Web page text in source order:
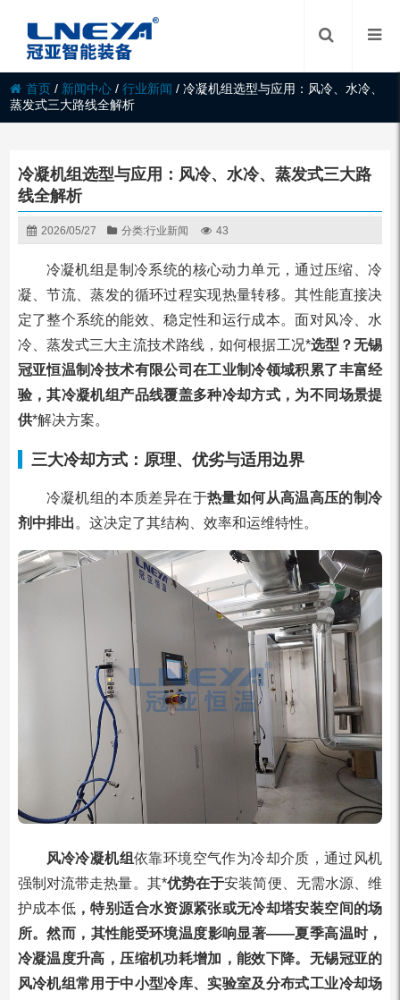
首页 / 新闻中心 /行业新闻 /冷凝机组选型与应用：风冷、水冷、
蒸发式三大路线全解析
冷凝机组选型与应用：风冷、水冷、蒸发式三大路
线全解析
2026/05/27 分类:行业新闻 43
冷凝机组是制冷系统的核心动力单元，通过压缩、冷
凝、节流、蒸发的循环过程实现热量转移。其性能直接决
定了整个系统的能效、稳定性和运行成本。面对风冷、水
冷、蒸发式三大主流技术路线，如何根据工况*选型？无锡
冠亚恒温制冷技术有限公司在工业制冷领域积累了丰富经
验，其冷凝机组产品线覆盖多种冷却方式，为不同场景提
供*解决方案。
三大冷却方式：原理、优劣与适用边界
冷凝机组的本质差异在于热量如何从高温高压的制冷
剂中排出。这决定了其结构、效率和运维特性。
风冷冷凝机组依靠环境空气作为冷却介质，通过风机
强制对流带走热量。其*优势在于安装简便、无需水源、维
护成本低 ，特别适合水资源紧张或无冷却塔安装空间的场
所。然而，其性能受环境温度影响显著——夏季高温时，
冷凝温度升高，压缩机功耗增加，能效下降。无锡冠亚的
风冷机组常用于中小型冷库、实验室及分布式工业冷却场